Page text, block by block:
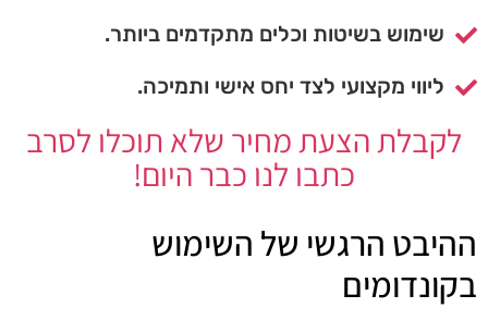
שימוש בשיטות וכלים מתקדמים ביותר.
ליווי מקצועי לצד יחס אישי ותמיכה.
לקבלת הצעת מחיר שלא תוכלו לסרב
כתבו לנו כבר היום!
ההיבט הרגשי של השימוש
בקונדומים